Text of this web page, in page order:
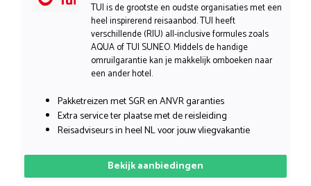
TUI is de grootste en oudste organisaties met een
heel inspirerend reisaanbod. TUI heeft
verschillende (RIU) all-inclusive formules zoals
AQUA of TUI SUNEO. Middels de handige
omruilgarantie kan je makkelijk omboeken naar
een ander hotel.
Pakketreizen met SGR en ANVR garanties
Extra service ter plaatse met de reisleiding
Reisadviseurs in heel NL voor jouw vliegvakantie
Bekijk aanbiedingen